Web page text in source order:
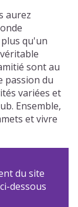
aurez
qu'un
sont au
passion du
variées et
Ensemble,
et vivre
du site
dessous